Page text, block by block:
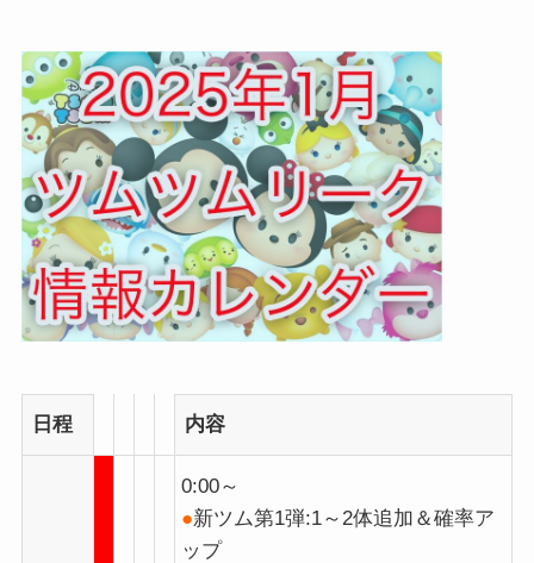
日程 内容
0:00～
●新ツム第1弾:1～2体追加＆確率ア
ップ